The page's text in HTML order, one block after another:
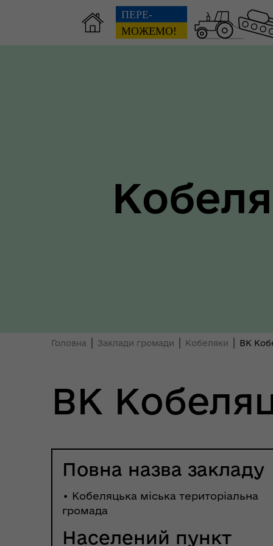
Ради України з прав людини
Головна Заклади громади Кобеляки ВК
ВК
Повна назва закладу
• Кобеляцька міська територіальна
громада
Населений пункт